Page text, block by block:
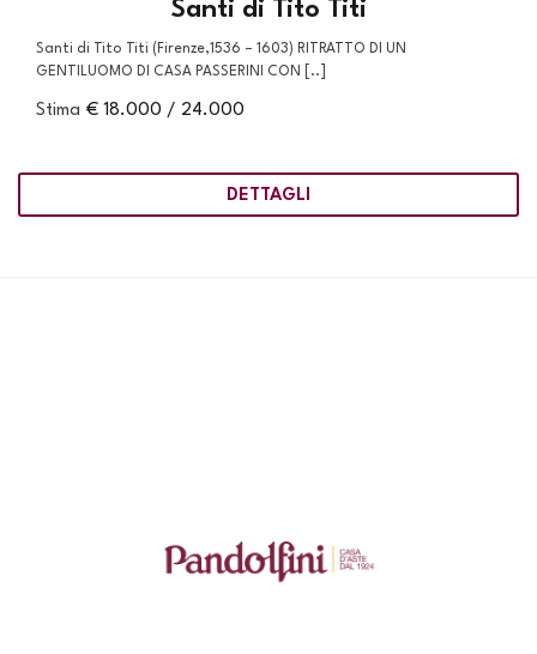
Santi di Tito Titi
Santi di Tito Titi (Firenze,1536 – 1603) RITRATTO DI UN
GENTILUOMO DI CASA PASSERINI CON [..]
Stima € 18.000 / 24.000
DETTAGLI